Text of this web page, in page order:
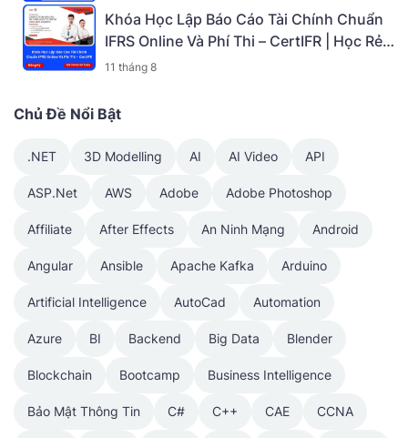
Khóa Học Lập Báo Cáo Tài Chính Chuẩn
IFRS Online Và Phí Thi – CertIFR | Học Rẻ
Hơn Cùng EduMalls | Mã: 9188B
11 tháng 8
Chủ Đề Nổi Bật
.NET 3D Modelling AI AI Video API
ASP.Net AWS Adobe Adobe Photoshop
Affiliate After Effects An Ninh Mạng Android
Angular Ansible Apache Kafka Arduino
Artificial Intelligence AutoCad Automation
Azure BI Backend Big Data Blender
Blockchain Bootcamp Business Intelligence
Bảo Mật Thông Tin C# C++ CAE CCNA